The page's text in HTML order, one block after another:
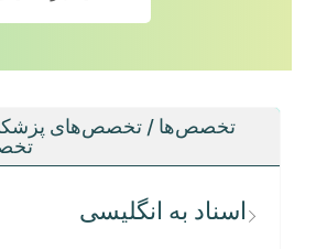
تخصص‌ها / تخصص‌های
اسناد به انگلیسی